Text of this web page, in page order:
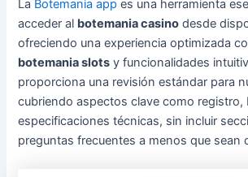
La Botemania app es una herramienta
acceder al botemania casino desde
ofreciendo una experiencia optimizada
botemania slots y funcionalidades
proporciona una revisión estándar para
cubriendo aspectos clave como
especificaciones técnicas, sin incluir
preguntas frecuentes a menos que sean